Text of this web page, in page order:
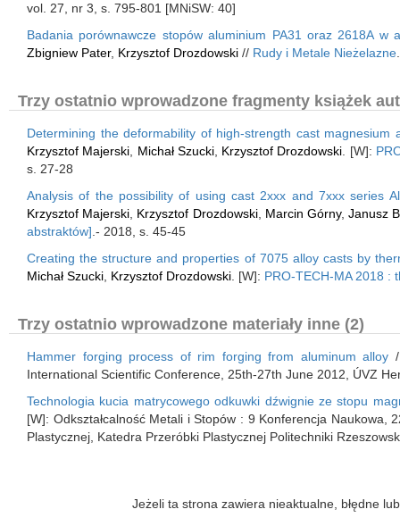
vol. 27, nr 3, s. 795-801 [MNiSW: 40]
Badania porównawcze stopów aluminium PA31 oraz 2618A w
Zbigniew Pater, Krzysztof Drozdowski // Rudy i Metale Nieżelazne
Trzy ostatnio wprowadzone fragmenty książek
Determining the deformability of high-strength cast magnesium
Krzysztof Majerski
Michał Szucki, Krzysztof Drozdowski . [W]:
s. 27-28
Analysis of the possibility of using cast 2xxx and 7xxx series
Krzysztof Majerski Krzysztof Drozdowski, Marcin Górny,Janusz
abstraktów] .- 2018, s. 45-45
Creating the structure and properties of 7075 alloy casts by
Michał Szucki Krzysztof Drozdowski . [W]: PRO-TECH-MA 2018 :
Trzy ostatnio wprowadzone materiały inne (2)
Hammer forging process of rim forging from aluminum alloy
International Scientific Conference, 25th-27th June 2012, ÚVZ
Technologia kucia matrycowego odkuwki dźwignie ze stopu
[W]: Odkształcalność Metali i Stopów : 9 Konferencja
Plastycznej, Katedra Przeróbki Plastycznej Politechniki
Jeżeli ta strona zawiera nieaktualne, błędne